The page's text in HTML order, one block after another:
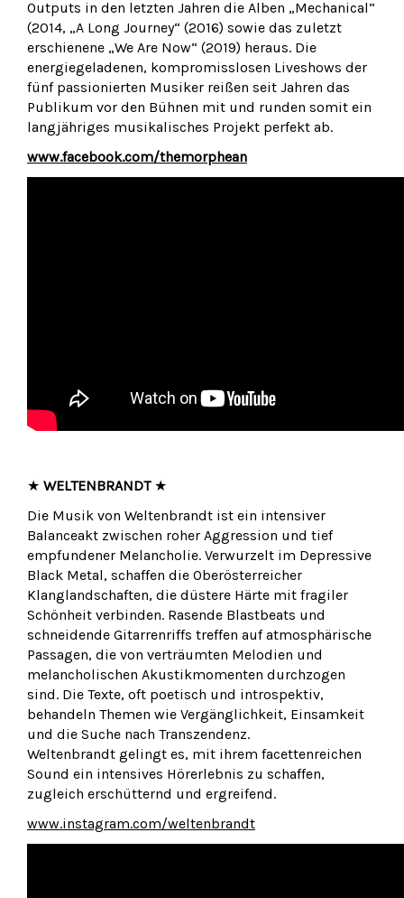
Outputs in den letzten Jahren die Alben „Mechanical“
(2014, „A Long Journey“ (2016) sowie das zuletzt
erschienene „We Are Now“ (2019) heraus. Die
energiegeladenen, kompromisslosen Liveshows der
fünf passionierten Musiker reißen seit Jahren das
Publikum vor den Bühnen mit und runden somit ein
langjähriges musikalisches Projekt perfekt ab.
www.facebook.com/themorphean
★ WELTENBRANDT ★
Die Musik von Weltenbrandt ist ein intensiver
Balanceakt zwischen roher Aggression und tief
empfundener Melancholie. Verwurzelt im Depressive
Black Metal, schaffen die Oberösterreicher
Klanglandschaften, die düstere Härte mit fragiler
Schönheit verbinden. Rasende Blastbeats und
schneidende Gitarrenriffs treffen auf atmosphärische
Passagen, die von verträumten Melodien und
melancholischen Akustikmomenten durchzogen
sind. Die Texte, oft poetisch und introspektiv,
behandeln Themen wie Vergänglichkeit, Einsamkeit
und die Suche nach Transzendenz.
Weltenbrandt gelingt es, mit ihrem facettenreichen
Sound ein intensives Hörerlebnis zu schaffen,
zugleich erschütternd und ergreifend.
www.instagram.com/weltenbrandt